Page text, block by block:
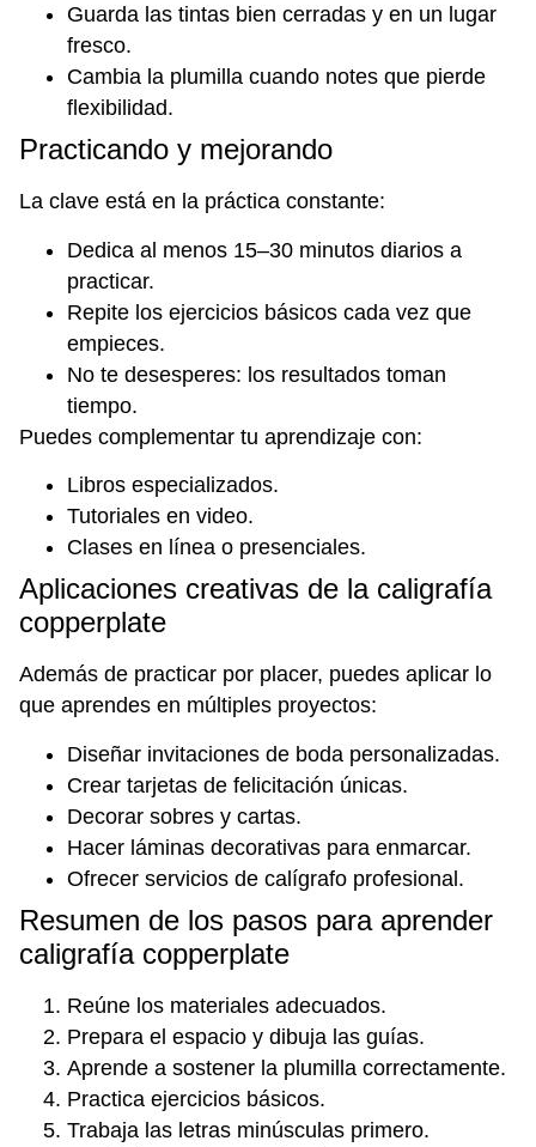
Guarda las tintas bien cerradas y en un lugar
fresco.
Cambia la plumilla cuando notes que pierde
flexibilidad.
Practicando y mejorando
La clave está en la práctica constante:
Dedica al menos 15–30 minutos diarios a
practicar.
Repite los ejercicios básicos cada vez que
empieces.
No te desesperes: los resultados toman
tiempo.
Puedes complementar tu aprendizaje con:
Libros especializados.
Tutoriales en video.
Clases en línea o presenciales.
Aplicaciones creativas de la caligrafía
copperplate
Además de practicar por placer, puedes aplicar lo
que aprendes en múltiples proyectos:
Diseñar invitaciones de boda personalizadas.
Crear tarjetas de felicitación únicas.
Decorar sobres y cartas.
Hacer láminas decorativas para enmarcar.
Ofrecer servicios de calígrafo profesional.
Resumen de los pasos para aprender
caligrafía copperplate
Reúne los materiales adecuados.
Prepara el espacio y dibuja las guías.
Aprende a sostener la plumilla correctamente.
Practica ejercicios básicos.
Trabaja las letras minúsculas primero.